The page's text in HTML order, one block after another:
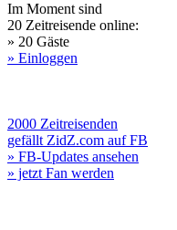
Im Moment sind
20 Zeitreisende online:
» 20 Gäste
» Einloggen
2000 Zeitreisenden
gefällt ZidZ.com auf FB
» FB-Updates ansehen
» jetzt Fan werden